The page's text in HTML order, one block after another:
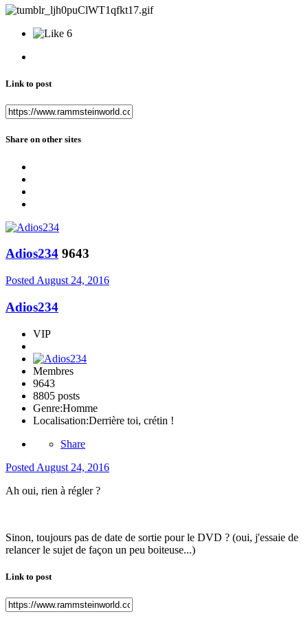
6
Link to post
Share on other sites
Adios234 9643
Posted August 24, 2016
Adios234
VIP
Membres
9643
8805 posts
Genre:Homme
Localisation:Derrière toi, crétin !
Share
Posted August 24, 2016
Ah oui, rien à régler ?
Sinon, toujours pas de date de sortie pour le DVD ? (oui, j'essaie de
relancer le sujet de façon un peu boiteuse...)
Link to post